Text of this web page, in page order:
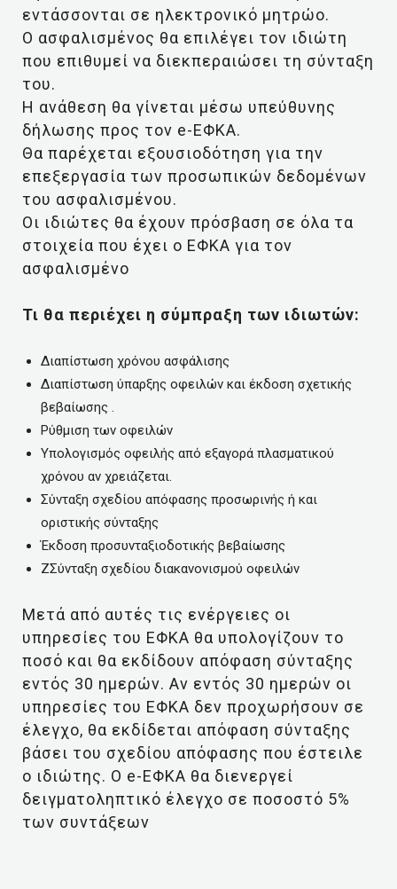
εντάσσονται σε ηλεκτρονικό μητρώο.
Ο ασφαλισμένος θα επιλέγει τον ιδιώτη
που επιθυμεί να διεκπεραιώσει τη σύνταξη
του.
Η ανάθεση θα γίνεται μέσω υπεύθυνης
δήλωσης προς τον e-ΕΦΚΑ.
Θα παρέχεται εξουσιοδότηση για την
επεξεργασία των προσωπικών δεδομένων
του ασφαλισμένου.
Οι ιδιώτες θα έχουν πρόσβαση σε όλα τα
στοιχεία που έχει ο ΕΦΚΑ για τον
ασφαλισμένο
Τι θα περιέχει η σύμπραξη των ιδιωτών:
Διαπίστωση χρόνου ασφάλισης
Διαπίστωση ύπαρξης οφειλών και έκδοση σχετικής
βεβαίωσης .
Ρύθμιση των οφειλών
Υπολογισμός οφειλής από εξαγορά πλασματικού
χρόνου αν χρειάζεται.
Σύνταξη σχεδίου απόφασης προσωρινής ή και
οριστικής σύνταξης
Έκδοση προσυνταξιοδοτικής βεβαίωσης
ΖΣύνταξη σχεδίου διακανονισμού οφειλών
Μετά από αυτές τις ενέργειες οι
υπηρεσίες του ΕΦΚΑ θα υπολογίζουν το
ποσό και θα εκδίδουν απόφαση σύνταξης
εντός 30 ημερών. Αν εντός 30 ημερών οι
υπηρεσίες του ΕΦΚΑ δεν προχωρήσουν σε
έλεγχο, θα εκδίδεται απόφαση σύνταξης
βάσει του σχεδίου απόφασης που έστειλε
ο ιδιώτης. Ο e-ΕΦΚΑ θα διενεργεί
δειγματοληπτικό έλεγχο σε ποσοστό 5%
των συντάξεων